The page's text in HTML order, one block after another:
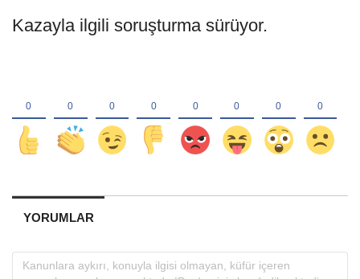
Kazayla ilgili soruşturma sürüyor.
YORUMLAR